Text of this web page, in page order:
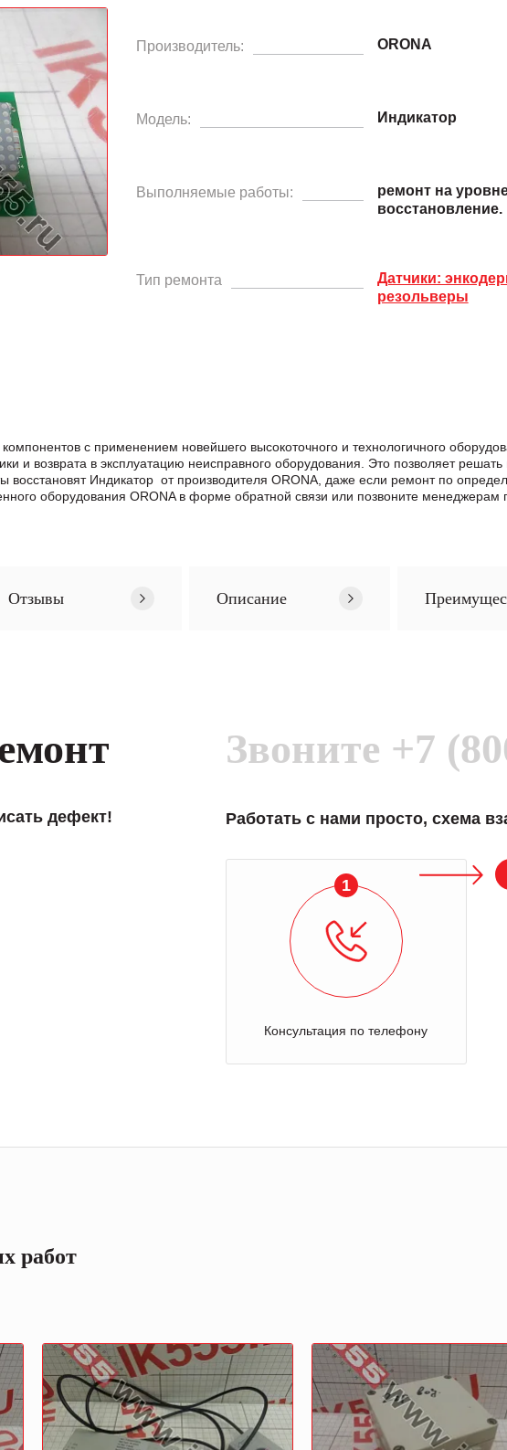
Производитель: ORONA
Модель: Индикатор
Выполняемые работы:
ремонт на
восстановление.
Тип ремонта
Датчики:
резольверы
с применением новейшего высокоточного и технологичного
и возврата в эксплуатацию неисправного оборудования. Это позволяет
восстановят Индикатор от производителя ORONA, даже если ремонт по
оборудования ORONA в формe обратной связи или позвоните менеджерам
Отзывы Описание
дефект!
Звоните +7
Работать с нами просто, схема
1
Консультация по телефону
работ